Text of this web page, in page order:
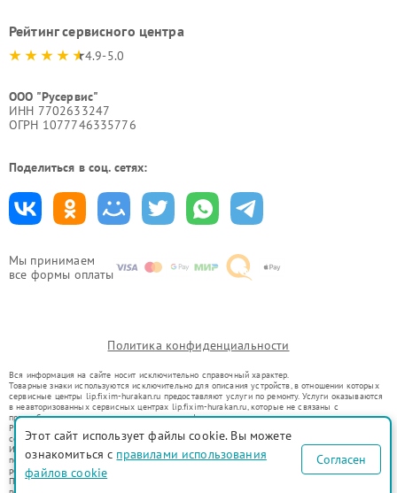
Мы принимаем
все формы оплаты
Рейтинг сервисного центра
4.9-5.0
ООО "Русервис"
ИНН 7702633247
ОГРН 1077746335776
Поделиться в соц. сетях:
Политика конфиденциальности
Вся информация на сайте носит исключительно справочный характер.
Товарные знаки используются исключительно для описания устройств, в отношении которых
сервисные центры lip.fixim-hurakan.ru предоставляют услуги по ремонту. Услуги оказываются
в неавторизованных сервисных центрах lip.fixim-hurakan.ru, которые не связаны с
правообладателями товарных знаков или их официальными представителями.
Ремонт осуществляется для устройств, уже введенных в гражданский оборот в соответствии
со статьей 1487 ГК РФ.
Использование товарных знаков не преследует цели индивидуализации услуг или введения
потребителей в заблуждение, а служит для информирования о предоставляемых услугах по
ремонту техники указанных брендов.
Представленная на сайте информация не является публичной офертой, определяемой
Этот сайт использует файлы cookie. Вы можете
ознакомиться с правилами использования
файлов cookie
Согласен